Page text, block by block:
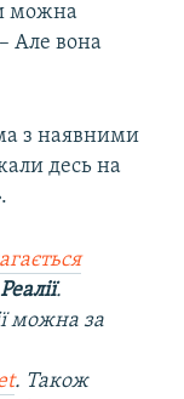
можна
Але вона
з наявними
десь на
.
можна за
. Також